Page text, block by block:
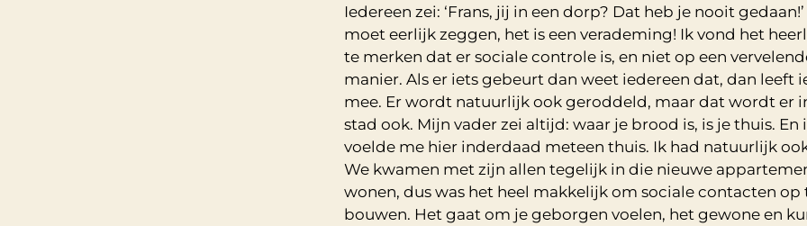
Iedereen zei: ‘Frans, jij in een dorp? Dat heb je nooit
moet eerlijk zeggen, het is een verademing! Ik vond het
te merken dat er sociale controle is, en niet op een
manier. Als er iets gebeurt dan weet iedereen dat, dan leeft
mee. Er wordt natuurlijk ook geroddeld, maar dat wordt er
stad ook. Mijn vader zei altijd: waar je brood is, is je thuis. En
voelde me hier inderdaad meteen thuis. Ik had natuurlijk
We kwamen met zijn allen tegelijk in die nieuwe
wonen, dus was het heel makkelijk om sociale contacten op
bouwen. Het gaat om je geborgen voelen, het gewone en